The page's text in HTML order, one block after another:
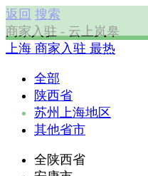
返回 搜索
商家入驻 - 云上岚皋
上海 商家入驻 最热
全部
陕西省
苏州上海地区
其他省市
全陕西省